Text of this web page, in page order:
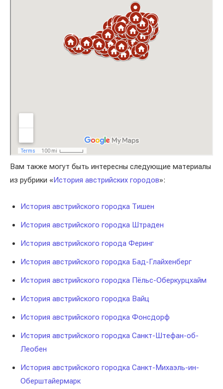
Вам также могут быть интересны следующие материалы
из рубрики «История австрийских городов»:
История австрийского городка Тишен
История австрийского городка Штраден
История австрийского города Феринг
История австрийского городка Бад-Глайхенберг
История австрийского городка Пёльс-Оберкурцхайм
История австрийского городка Вайц
История австрийского городка Фонсдорф
История австрийского городка Санкт-Штефан-об-
Леобен
История австрийского городка Санкт-Михаэль-ин-
Оберштайермарк